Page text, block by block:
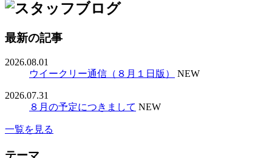
最新の記事
2026.08.01
ウイークリー通信（８月１日版）
NEW
2026.07.31
８月の予定につきまして NEW
一覧を見る
テーマ